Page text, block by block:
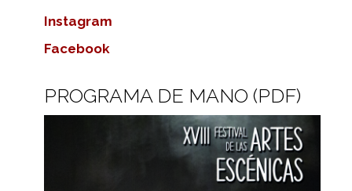
Instagram
Facebook
PROGRAMA DE MANO (PDF)